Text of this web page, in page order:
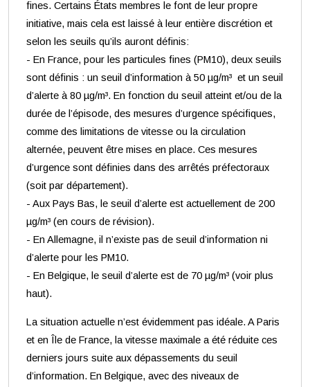
fines. Certains États membres le font de leur propre
initiative, mais cela est laissé à leur entière discrétion et
selon les seuils qu’ils auront définis:
- En France, pour les particules fines (PM10), deux seuils
sont définis : un seuil d’information à 50 µg/m³ et un seuil
d’alerte à 80 µg/m³. En fonction du seuil atteint et/ou de la
durée de l’épisode, des mesures d’urgence spécifiques,
comme des limitations de vitesse ou la circulation
alternée, peuvent être mises en place. Ces mesures
d’urgence sont définies dans des arrêtés préfectoraux
(soit par département).
- Aux Pays Bas, le seuil d’alerte est actuellement de 200
µg/m³ (en cours de révision).
- En Allemagne, il n’existe pas de seuil d’information ni
d’alerte pour les PM10.
- En Belgique, le seuil d’alerte est de 70 µg/m³ (voir plus
haut).
La situation actuelle n’est évidemment pas idéale. A Paris
et en Île de France, la vitesse maximale a été réduite ces
derniers jours suite aux dépassements du seuil
d’information. En Belgique, avec des niveaux de